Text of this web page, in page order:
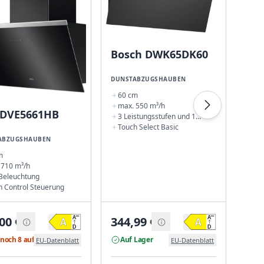
m³/h
Control Steuerung
€
8 auf LagerEU-Datenblatt
Bosch DWK65DK60
DUNSTABZUGSHAUBEN
60 cm
max. 550 m³/h
3 Leistungsstufen und 1
Intensivstufe
Touch Select Basic
344,99€
Auf Lager EU-Datenblatt